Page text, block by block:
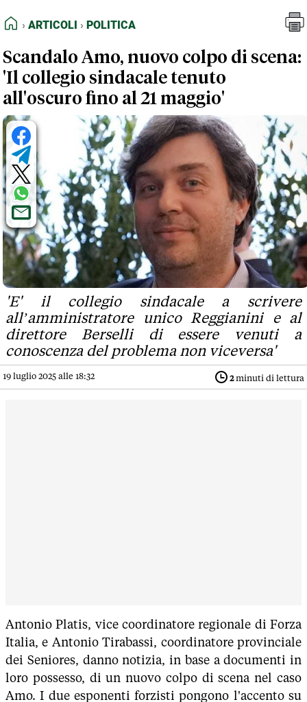
FEED RSS
NORMATIVE DEONTOLOGICHE
TERMINI e CONDIZIONI
HOME
ARTICOLI POLITICA
Scandalo Amo, nuovo colpo di scena:
'Il collegio sindacale tenuto
all'oscuro fino al 21 maggio'
'E' il collegio sindacale a scrivere
all’amministratore unico Reggianini e al
direttore Berselli di essere venuti a
conoscenza del problema non viceversa'
19 luglio 2025 alle 18:32 2minuti di lettura
Antonio Platis, vice coordinatore regionale di Forza
Italia, e Antonio Tirabassi, coordinatore provinciale
dei Seniores, danno notizia, in base a documenti in
loro possesso, di un nuovo colpo di scena nel caso
Amo. I due esponenti forzisti pongono l'accento su